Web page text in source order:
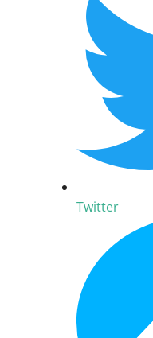
Twitter